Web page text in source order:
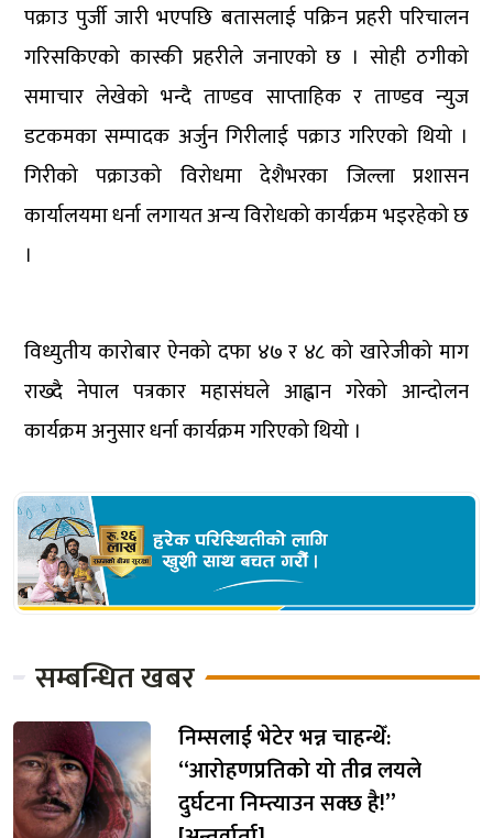
पक्राउ पुर्जी जारी भएपछि बतासलाई पक्रिन प्रहरी परिचालन
गरिसकिएको कास्की प्रहरीले जनाएको छ । सोही ठगीको
समाचार लेखेको भन्दै ताण्डव साप्ताहिक र ताण्डव न्युज
डटकमका सम्पादक अर्जुन गिरीलाई पक्राउ गरिएको थियो ।
गिरीको पक्राउको विरोधमा देशैभरका जिल्ला प्रशासन
कार्यालयमा धर्ना लगायत अन्य विरोधको कार्यक्रम भइरहेको छ
।
विध्युतीय कारोबार ऐनको दफा ४७ र ४८ को खारेजीको माग
राख्दै नेपाल पत्रकार महासंघले आह्वान गरेको आन्दोलन
कार्यक्रम अनुसार धर्ना कार्यक्रम गरिएको थियो ।
सम्बन्धित खबर
निम्सलाई भेटेर भन्न चाहन्थेँ:
“आरोहणप्रतिको यो तीव्र लयले
दुर्घटना निम्त्याउन सक्छ है!”